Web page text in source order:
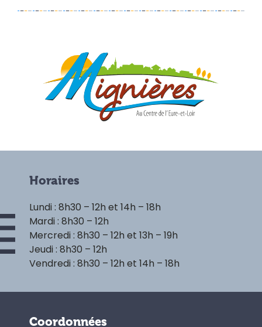
Horaires
Lundi : 8h30 – 12h et 14h – 18h
Mardi : 8h30 – 12h
Mercredi : 8h30 – 12h et 13h – 19h
Jeudi : 8h30 – 12h
Vendredi : 8h30 – 12h et 14h – 18h
Coordonnées